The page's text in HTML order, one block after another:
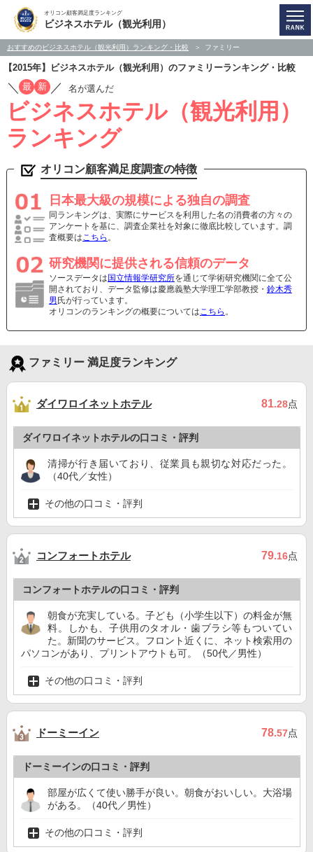
オリコン顧客満足度ランキング
ビジネスホテル（観光利用）
おすすめのビジネスホテル（観光利用）ランキング・比較 ファミリー
【2015年】ビジネスホテル（観光利用）のファミリーランキング・比較
／ 最 新 ／ 名が選んだ
ビジネスホテル（観光利用）
ランキング
オリコン顧客満足度調査の特徴
日本最大級の規模による独自の調査
同ランキングは、実際にサービスを利用した名の消費者の方々の
アンケートを基に、調査企業社を対象に徹底比較しています。調
査概要はこちら 。
研究機関に提供される信頼のデータ
ソースデータは 国立情報学研究所を通じて学術研究機関に全て公
開されており、データ監修は慶應義塾大学理工学部教授・ 鈴木秀
男 氏が行っています。
オリコンのランキングの概要についてはこちら 。
ファミリー 満足度ランキング
ダイワロイネットホテル 81.28点
ダイワロイネットホテルの口コミ・評判
清掃が行き届いており、従業員も親切な対応だった。
（40代／女性）
その他の口コミ・評判
コンフォートホテル 79.16点
コンフォートホテルの口コミ・評判
朝食が充実している。子ども（小学生以下）の料金が無
料。しかも、子供用のタオル・歯ブラシ等もついてい
た。新聞のサービス。フロント近くに、ネット検索用の
パソコンがあり、プリントアウトも可。（50代／男性）
その他の口コミ・評判
ドーミーイン 78.57点
ドーミーインの口コミ・評判
部屋が広くて使い勝手が良い。朝食がおいしい。大浴場
がある。（40代／男性）
その他の口コミ・評判